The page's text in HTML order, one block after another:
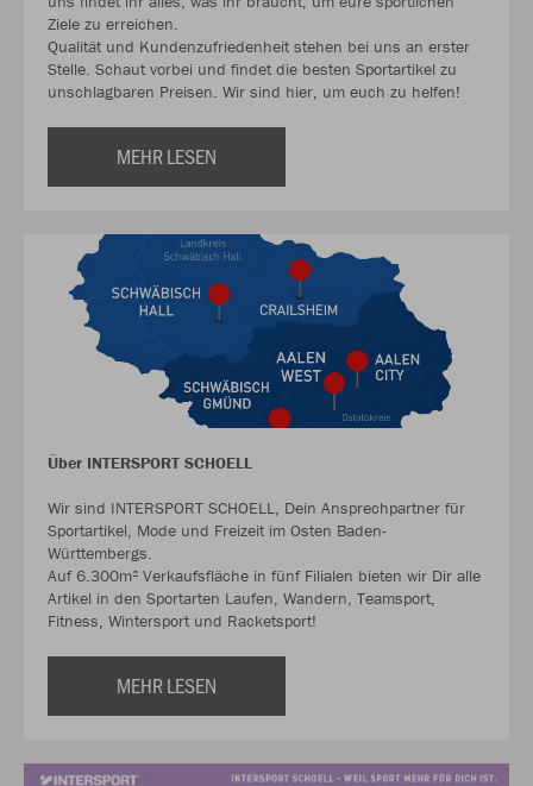
Ziele zu erreichen.
Qualität und Kundenzufriedenheit stehen bei uns an erster
Stelle. Schaut vorbei und findet die besten Sportartikel zu
unschlagbaren Preisen. Wir sind hier, um euch zu helfen!
MEHR LESEN
Über INTERSPORT SCHOELL
Wir sind INTERSPORT SCHOELL, Dein Ansprechpartner für
Sportartikel, Mode und Freizeit im Osten Baden-
Württembergs.
Auf 6.300m² Verkaufsfläche in fünf Filialen bieten wir Dir alle
Artikel in den Sportarten Laufen, Wandern, Teamsport,
Fitness, Wintersport und Racketsport!
MEHR LESEN